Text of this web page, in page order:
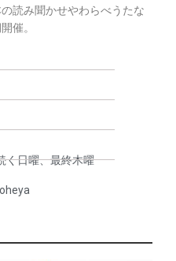
読み聞かせやわらべうたな
催。
く日曜、最終木曜